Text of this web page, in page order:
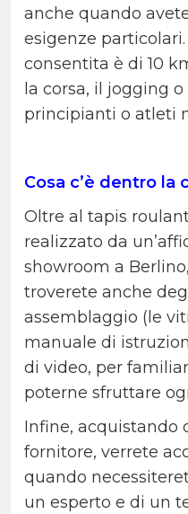
anche quando
esigenze
consentita è di 10
la corsa, il jogging
principianti o atleti
Cosa c’è dentro la
Oltre al tapis
realizzato da
showroom a
troverete anche
assemblaggio (le
manuale di
di video, per
poterne sfruttare
Infine, acquistando
fornitore, verrete
quando
un esperto e di un